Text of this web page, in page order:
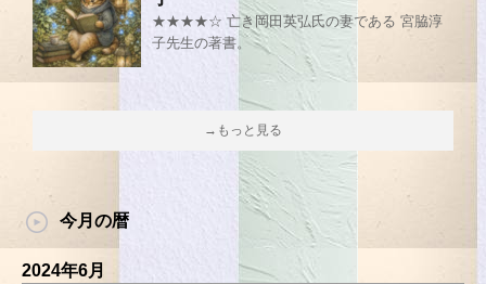
★★★★☆ 亡き岡田英弘氏の妻である 宮脇淳
子先生の著書。
→もっと見る
今月の暦
2024年6月